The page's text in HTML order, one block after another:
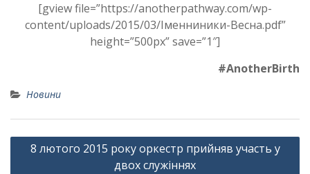
[gview file=”https://anotherpathway.com/wp-
content/uploads/2015/03/Іменниники-Весна.pdf”
height=”500px” save=”1″]
#AnotherBirth
Новини
Навігація
8 лютого 2015 року оркестр прийняв участь у
двох служіннях